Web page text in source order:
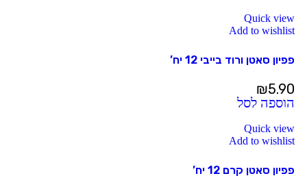
Quick view
Add to wishlist
פפיון סאטן ורוד בייבי 12 יח’
₪5.90
הוספה לסל
Quick view
Add to wishlist
פפיון סאטן קרם 12 יח’